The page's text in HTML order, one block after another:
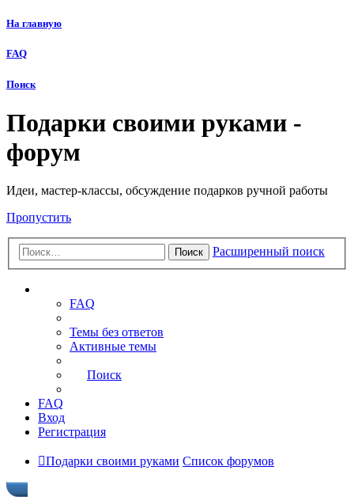
На главную
FAQ
Поиск
Подарки своими руками -
форум
Идеи, мастер-классы, обсуждение подарков ручной работы
Пропустить
Поиск Расширенный поиск
FAQ
Темы без ответов
Активные темы
Поиск
FAQ
Вход
Регистрация
Подарки своими руками Список форумов